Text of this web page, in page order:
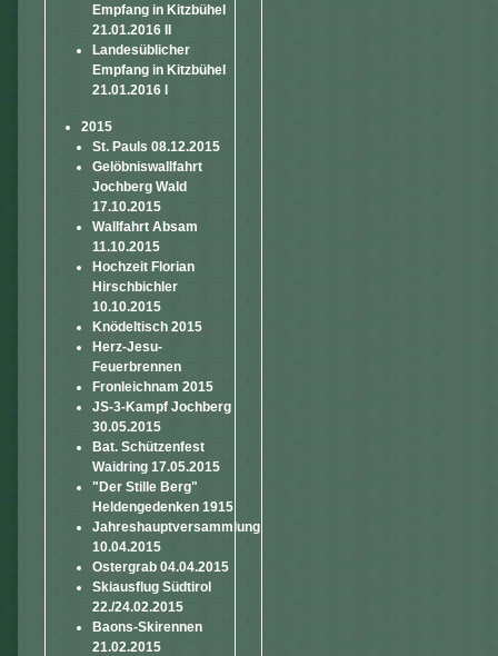
Empfang in Kitzbühel
21.01.2016 II
Landesüblicher
Empfang in Kitzbühel
21.01.2016 I
2015
St. Pauls 08.12.2015
Gelöbniswallfahrt
Jochberg Wald
17.10.2015
Wallfahrt Absam
11.10.2015
Hochzeit Florian
Hirschbichler
10.10.2015
Knödeltisch 2015
Herz-Jesu-
Feuerbrennen
Fronleichnam 2015
JS-3-Kampf Jochberg
30.05.2015
Bat. Schützenfest
Waidring 17.05.2015
"Der Stille Berg"
Heldengedenken 1915
Jahreshauptversammlung
10.04.2015
Ostergrab 04.04.2015
Skiausflug Südtirol
22./24.02.2015
Baons-Skirennen
21.02.2015